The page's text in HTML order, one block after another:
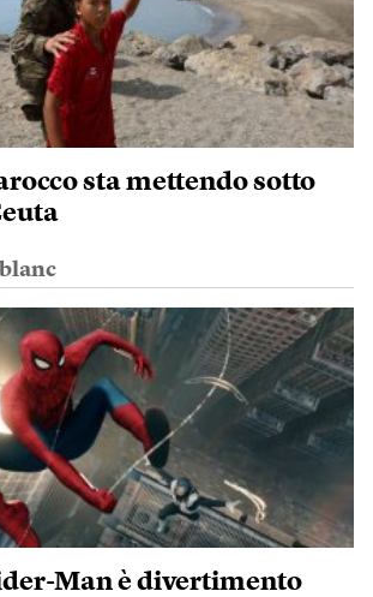
sta mettendo sotto
Man è divertimento